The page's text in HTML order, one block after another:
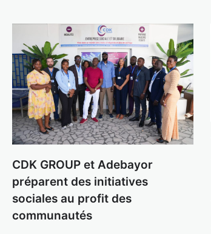
CDK GROUP et Adebayor
préparent des initiatives
sociales au profit des
communautés